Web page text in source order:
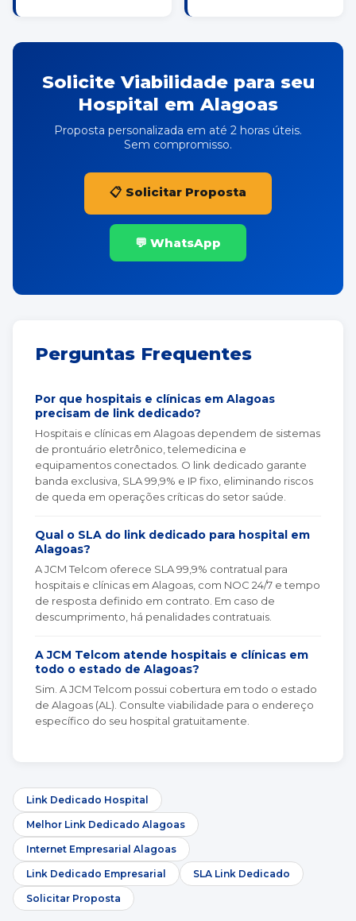
Solicite Viabilidade para seu
Hospital em Alagoas
Proposta personalizada em até 2 horas úteis.
Sem compromisso.
📋 Solicitar Proposta
💬 WhatsApp
Perguntas Frequentes
Por que hospitais e clínicas em Alagoas
precisam de link dedicado?
Hospitais e clínicas em Alagoas dependem de sistemas
de prontuário eletrônico, telemedicina e
equipamentos conectados. O link dedicado garante
banda exclusiva, SLA 99,9% e IP fixo, eliminando riscos
de queda em operações críticas do setor saúde.
Qual o SLA do link dedicado para hospital em
Alagoas?
A JCM Telcom oferece SLA 99,9% contratual para
hospitais e clínicas em Alagoas, com NOC 24/7 e tempo
de resposta definido em contrato. Em caso de
descumprimento, há penalidades contratuais.
A JCM Telcom atende hospitais e clínicas em
todo o estado de Alagoas?
Sim. A JCM Telcom possui cobertura em todo o estado
de Alagoas (AL). Consulte viabilidade para o endereço
específico do seu hospital gratuitamente.
Link Dedicado Hospital
Melhor Link Dedicado Alagoas
Internet Empresarial Alagoas
Link Dedicado Empresarial SLA Link Dedicado
Solicitar Proposta